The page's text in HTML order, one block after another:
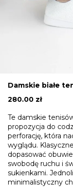
Damskie białe
280.00 zł
Te damskie
propozycja do
perforację, która
wyglądu.
dopasować
swobodę ruchu i
sukienkami.
minimalistyczny